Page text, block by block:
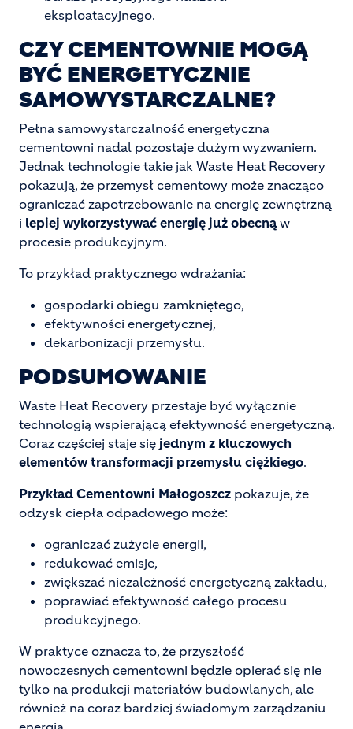
eksploatacyjnego.
CZY CEMENTOWNIE MOGĄ
BYĆ ENERGETYCZNIE
SAMOWYSTARCZALNE?
Pełna samowystarczalność energetyczna
cementowni nadal pozostaje dużym wyzwaniem.
Jednak technologie takie jak Waste Heat Recovery
pokazują, że przemysł cementowy może znacząco
ograniczać zapotrzebowanie na energię zewnętrzną
i lepiej wykorzystywać energię już obecnąw
procesie produkcyjnym.
To przykład praktycznego wdrażania:
gospodarki obiegu zamkniętego,
efektywności energetycznej,
dekarbonizacji przemysłu.
PODSUMOWANIE
Waste Heat Recovery przestaje być wyłącznie
technologią wspierającą efektywność energetyczną.
Coraz częściej staje się jednym z kluczowych
elementów transformacji przemysłu ciężkiego.
Przykład Cementowni Małogoszcz pokazuje, że
odzysk ciepła odpadowego może:
ograniczać zużycie energii,
redukować emisje,
zwiększać niezależność energetyczną zakładu,
poprawiać efektywność całego procesu
produkcyjnego.
W praktyce oznacza to, że przyszłość
nowoczesnych cementowni będzie opierać się nie
tylko na produkcji materiałów budowlanych, ale
również na coraz bardziej świadomym zarządzaniu